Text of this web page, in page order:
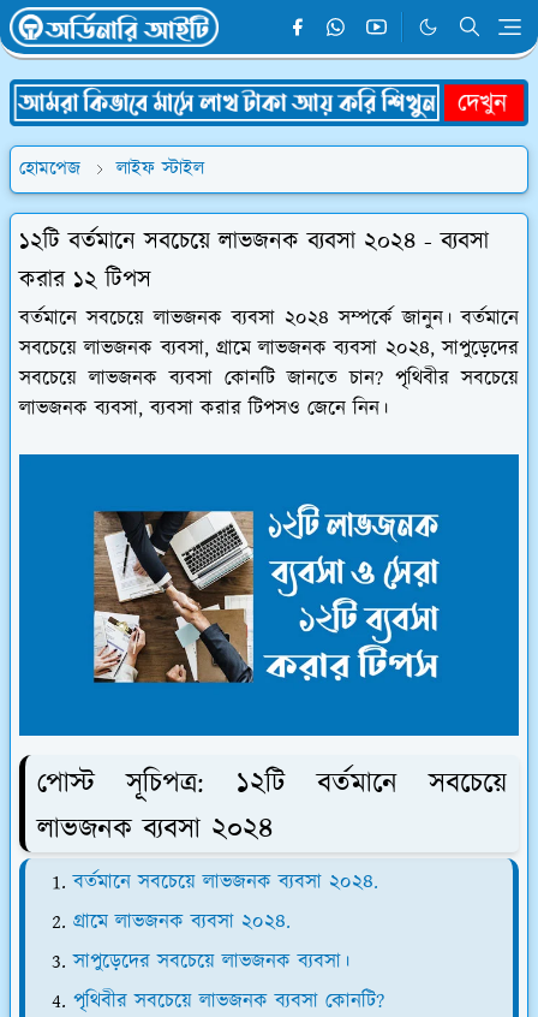
হোমপেজ লাইফ স্টাইল
১২টি বর্তমানে সবচেয়ে লাভজনক ব্যবসা ২০২৪ - ব্যবসা
করার ১২ টিপস
বর্তমানে সবচেয়ে লাভজনক ব্যবসা ২০২৪ সম্পর্কে জানুন। বর্তমানে
সবচেয়ে লাভজনক ব্যবসা, গ্রামে লাভজনক ব্যবসা ২০২৪, সাপুড়েদের
সবচেয়ে লাভজনক ব্যবসা কোনটি জানতে চান? পৃথিবীর সবচেয়ে
লাভজনক ব্যবসা, ব্যবসা করার টিপসও জেনে নিন।
পোস্ট সূচিপত্র: ১২টি বর্তমানে সবচেয়ে
লাভজনক ব্যবসা ২০২৪
বর্তমানে সবচেয়ে লাভজনক ব্যবসা ২০২৪.
গ্রামে লাভজনক ব্যবসা ২০২৪.
সাপুড়েদের সবচেয়ে লাভজনক ব্যবসা।
পৃথিবীর সবচেয়ে লাভজনক ব্যবসা কোনটি?